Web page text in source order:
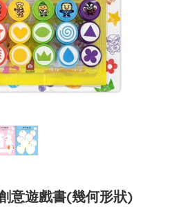
意遊戲書(幾何形狀)